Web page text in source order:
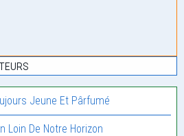
Jeune Et Pârfumé
Loin De Notre Horizon